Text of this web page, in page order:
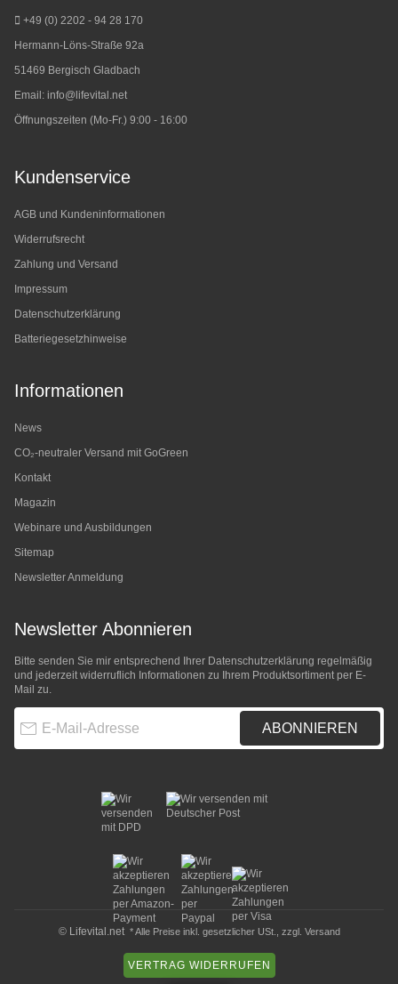
+49 (0) 2202 - 94 28 170
Hermann-Löns-Straße 92a
51469 Bergisch Gladbach
Email: info@lifevital.net
Öffnungszeiten (Mo-Fr.) 9:00 - 16:00
Kundenservice
AGB und Kundeninformationen
Widerrufsrecht
Zahlung und Versand
Impressum
Datenschutzerklärung
Batteriegesetzhinweise
Informationen
News
CO₂-neutraler Versand mit GoGreen
Kontakt
Magazin
Webinare und Ausbildungen
Sitemap
Newsletter Anmeldung
Newsletter Abonnieren
Bitte senden Sie mir entsprechend Ihrer Datenschutzerklärung regelmäßig
und jederzeit widerruflich Informationen zu Ihrem Produktsortiment per E-
Mail zu.
ABONNIEREN
© Lifevital.net* Alle Preise inkl. gesetzlicher USt., zzgl. Versand
VERTRAG WIDERRUFEN